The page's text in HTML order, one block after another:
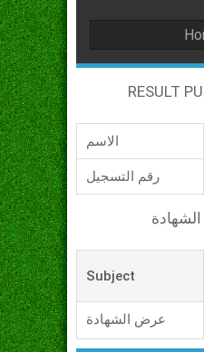
RESULT
الاسم
رقم التسجيل
Subject
عرض الشهادة